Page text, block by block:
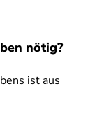
nötig?
ist aus